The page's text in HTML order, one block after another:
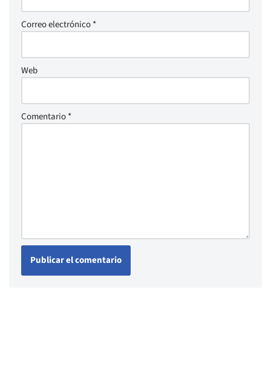
Correo electrónico*
Web
Comentario*